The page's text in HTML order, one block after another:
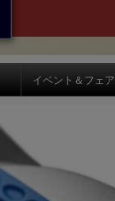
イベント＆フェア